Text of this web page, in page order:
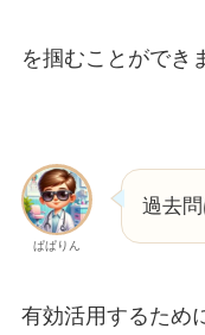
を掴むことができ
ぱぱりん
過去
有効活用するため